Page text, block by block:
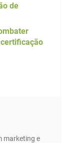
de
marketing e